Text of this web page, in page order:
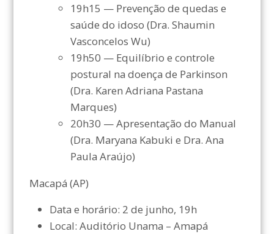
19h15 — Prevenção de quedas e
saúde do idoso (Dra. Shaumin
Vasconcelos Wu)
19h50 — Equilíbrio e controle
postural na doença de Parkinson
(Dra. Karen Adriana Pastana
Marques)
20h30 — Apresentação do Manual
(Dra. Maryana Kabuki e Dra. Ana
Paula Araújo)
Macapá (AP)
Data e horário: 2 de junho, 19h
Local: Auditório Unama – Amapá